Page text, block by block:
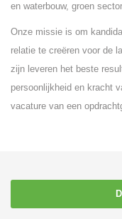
en waterbouw, groen
Onze missie is om
relatie te creëren voor de
zijn leveren het beste
persoonlijkheid en kracht
vacature van een